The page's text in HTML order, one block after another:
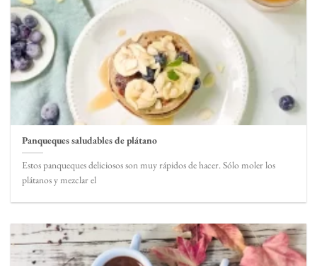
Panqueques saludables de plátano
Estos panqueques deliciosos son muy rápidos de hacer. Sólo moler los
plátanos y mezclar el